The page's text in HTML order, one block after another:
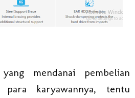
mendanai pembelian
para karyawannya, tentu